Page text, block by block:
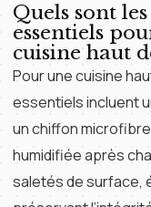
Quels sont
essentiels
cuisine haut
Pour une cuisine
essentiels incluent
un chiffon
humidifiée après
saletés de surface,